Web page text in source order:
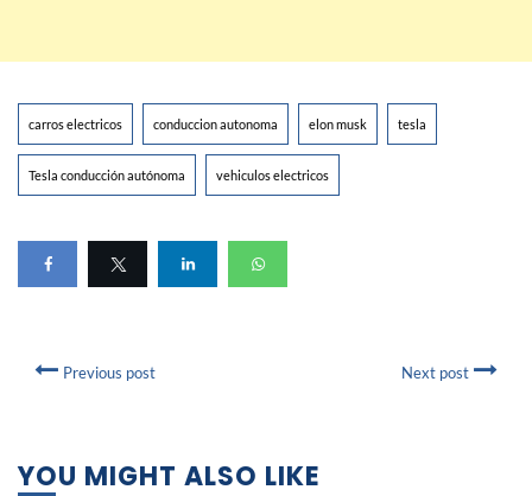
carros electricos conduccion autonoma elon musk tesla
Tesla conducción autónoma vehiculos electricos
Previous post Next post
YOU MIGHT ALSO LIKE